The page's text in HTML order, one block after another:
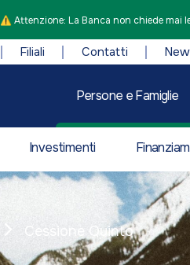
⚠️ Attenzione: La Banca non chiede mai
Filiali Contatti
Persone e Famiglie
Investimenti
Cessione Quinto